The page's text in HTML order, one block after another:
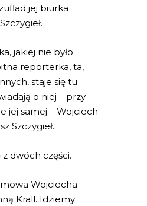
jej biurka
jakiej nie było.
reporterka, ta,
staje się tu
o niej – przy
jej samej – Wojciech
Szczygieł.
z dwóch części.
Wojciecha
Krall. Idziemy